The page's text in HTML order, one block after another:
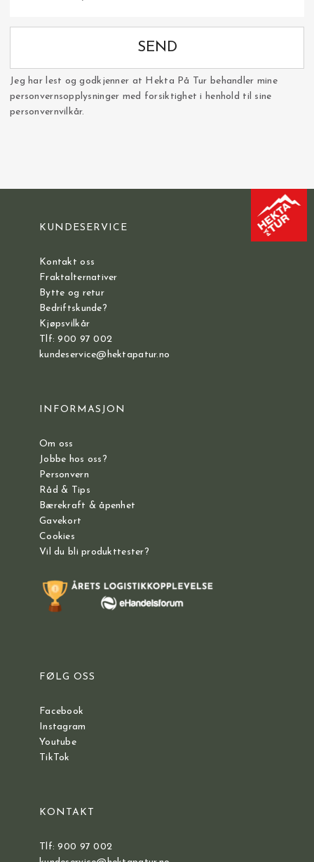
SEND
Jeg har lest og godkjenner at Hekta På Tur behandler mine
personvernsopplysninger med forsiktighet i henhold til sine
personvernvilkår.
KUNDESERVICE
Kontakt oss
Fraktalternativer
Bytte og retur
Bedriftskunde?
Kjøpsvilkår
Tlf: 900 97 002
kundeservice@hektapatur.no
INFORMASJON
Om oss
Jobbe hos oss?
Personvern
Råd & Tips
Bærekraft & åpenhet
Gavekort
Cookies
Vil du bli produkttester?
FØLG OSS
Facebook
Instagram
Youtube
TikTok
KONTAKT
Tlf: 900 97 002